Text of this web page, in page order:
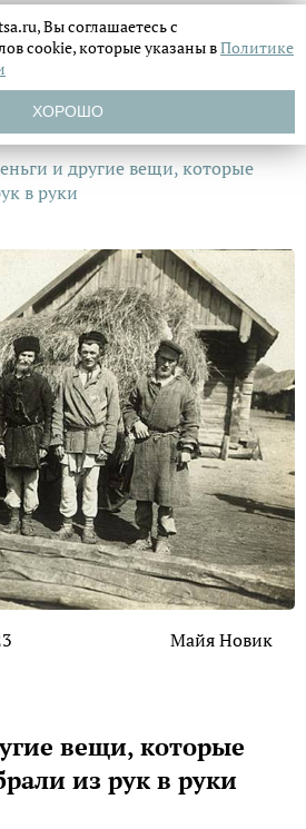
и другие вещи, которые
в руки
Майя Новик
вещи, которые
из рук в руки
Вы соглашаетесь с
cookie, которые указаны вПолитике
ХОРОШО